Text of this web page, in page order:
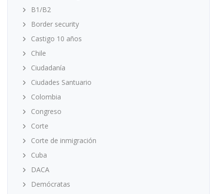
B1/B2
Border security
Castigo 10 años
Chile
Ciudadanía
Ciudades Santuario
Colombia
Congreso
Corte
Corte de inmigración
Cuba
DACA
Demócratas